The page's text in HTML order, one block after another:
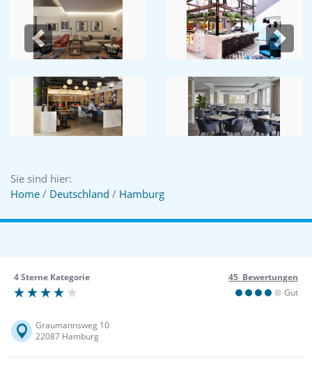
Previous Next
Sie sind hier:
Home / Deutschland / Hamburg
4 Sterne Kategorie
45 Bewertungen
Gut
Graumannsweg 10
22087 Hamburg